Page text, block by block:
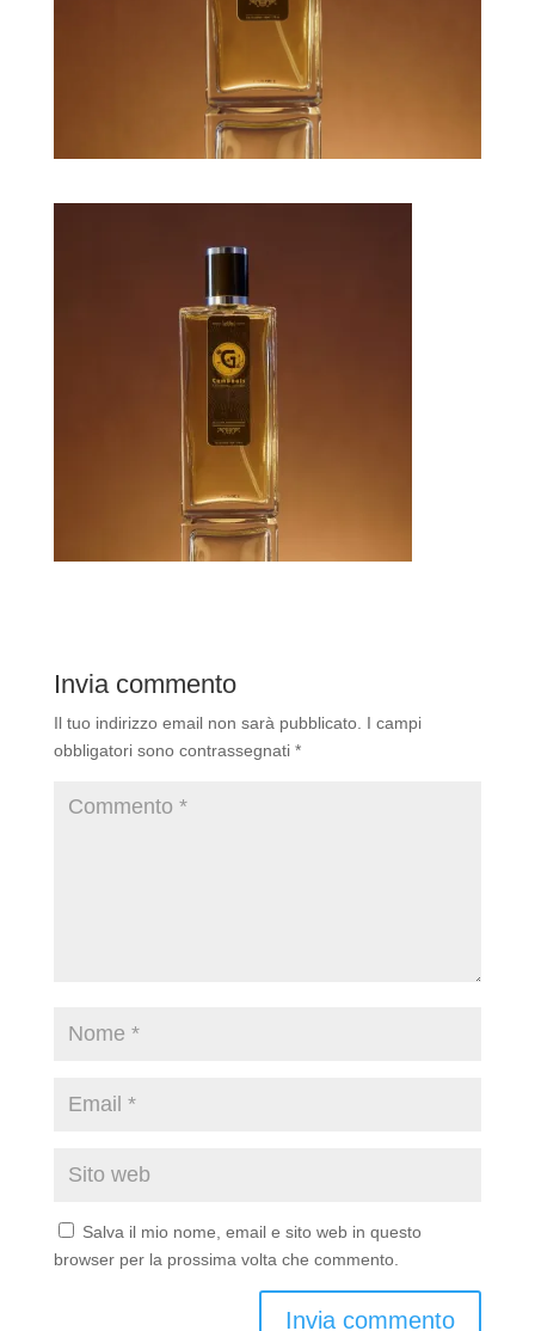
Invia commento
Il tuo indirizzo email non sarà pubblicato. I campi
obbligatori sono contrassegnati *
Salva il mio nome, email e sito web in questo
browser per la prossima volta che commento.